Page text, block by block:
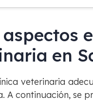
aspectos
en
veterinaria
A continuación, se